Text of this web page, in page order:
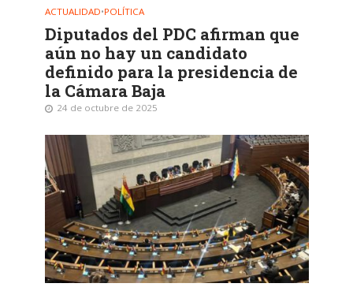
ACTUALIDAD•POLÍTICA
Diputados del PDC afirman que
aún no hay un candidato
definido para la presidencia de
la Cámara Baja
24 de octubre de 2025